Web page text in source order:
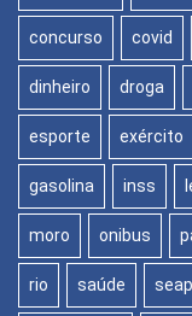
concurso covid
dinheiro droga
esporte exército
gasolina inss
moro onibus
rio saúde seap